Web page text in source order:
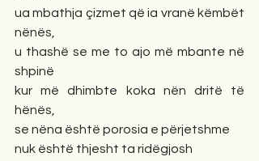
ua mbathja çizmet që ia vranë këmbët
nënës,
u thashë se me to ajo më mbante në
shpinë
kur më dhimbte koka nën dritë të
hënës,
se nëna është porosia e përjetshme
nuk është thjesht ta ridëgjosh